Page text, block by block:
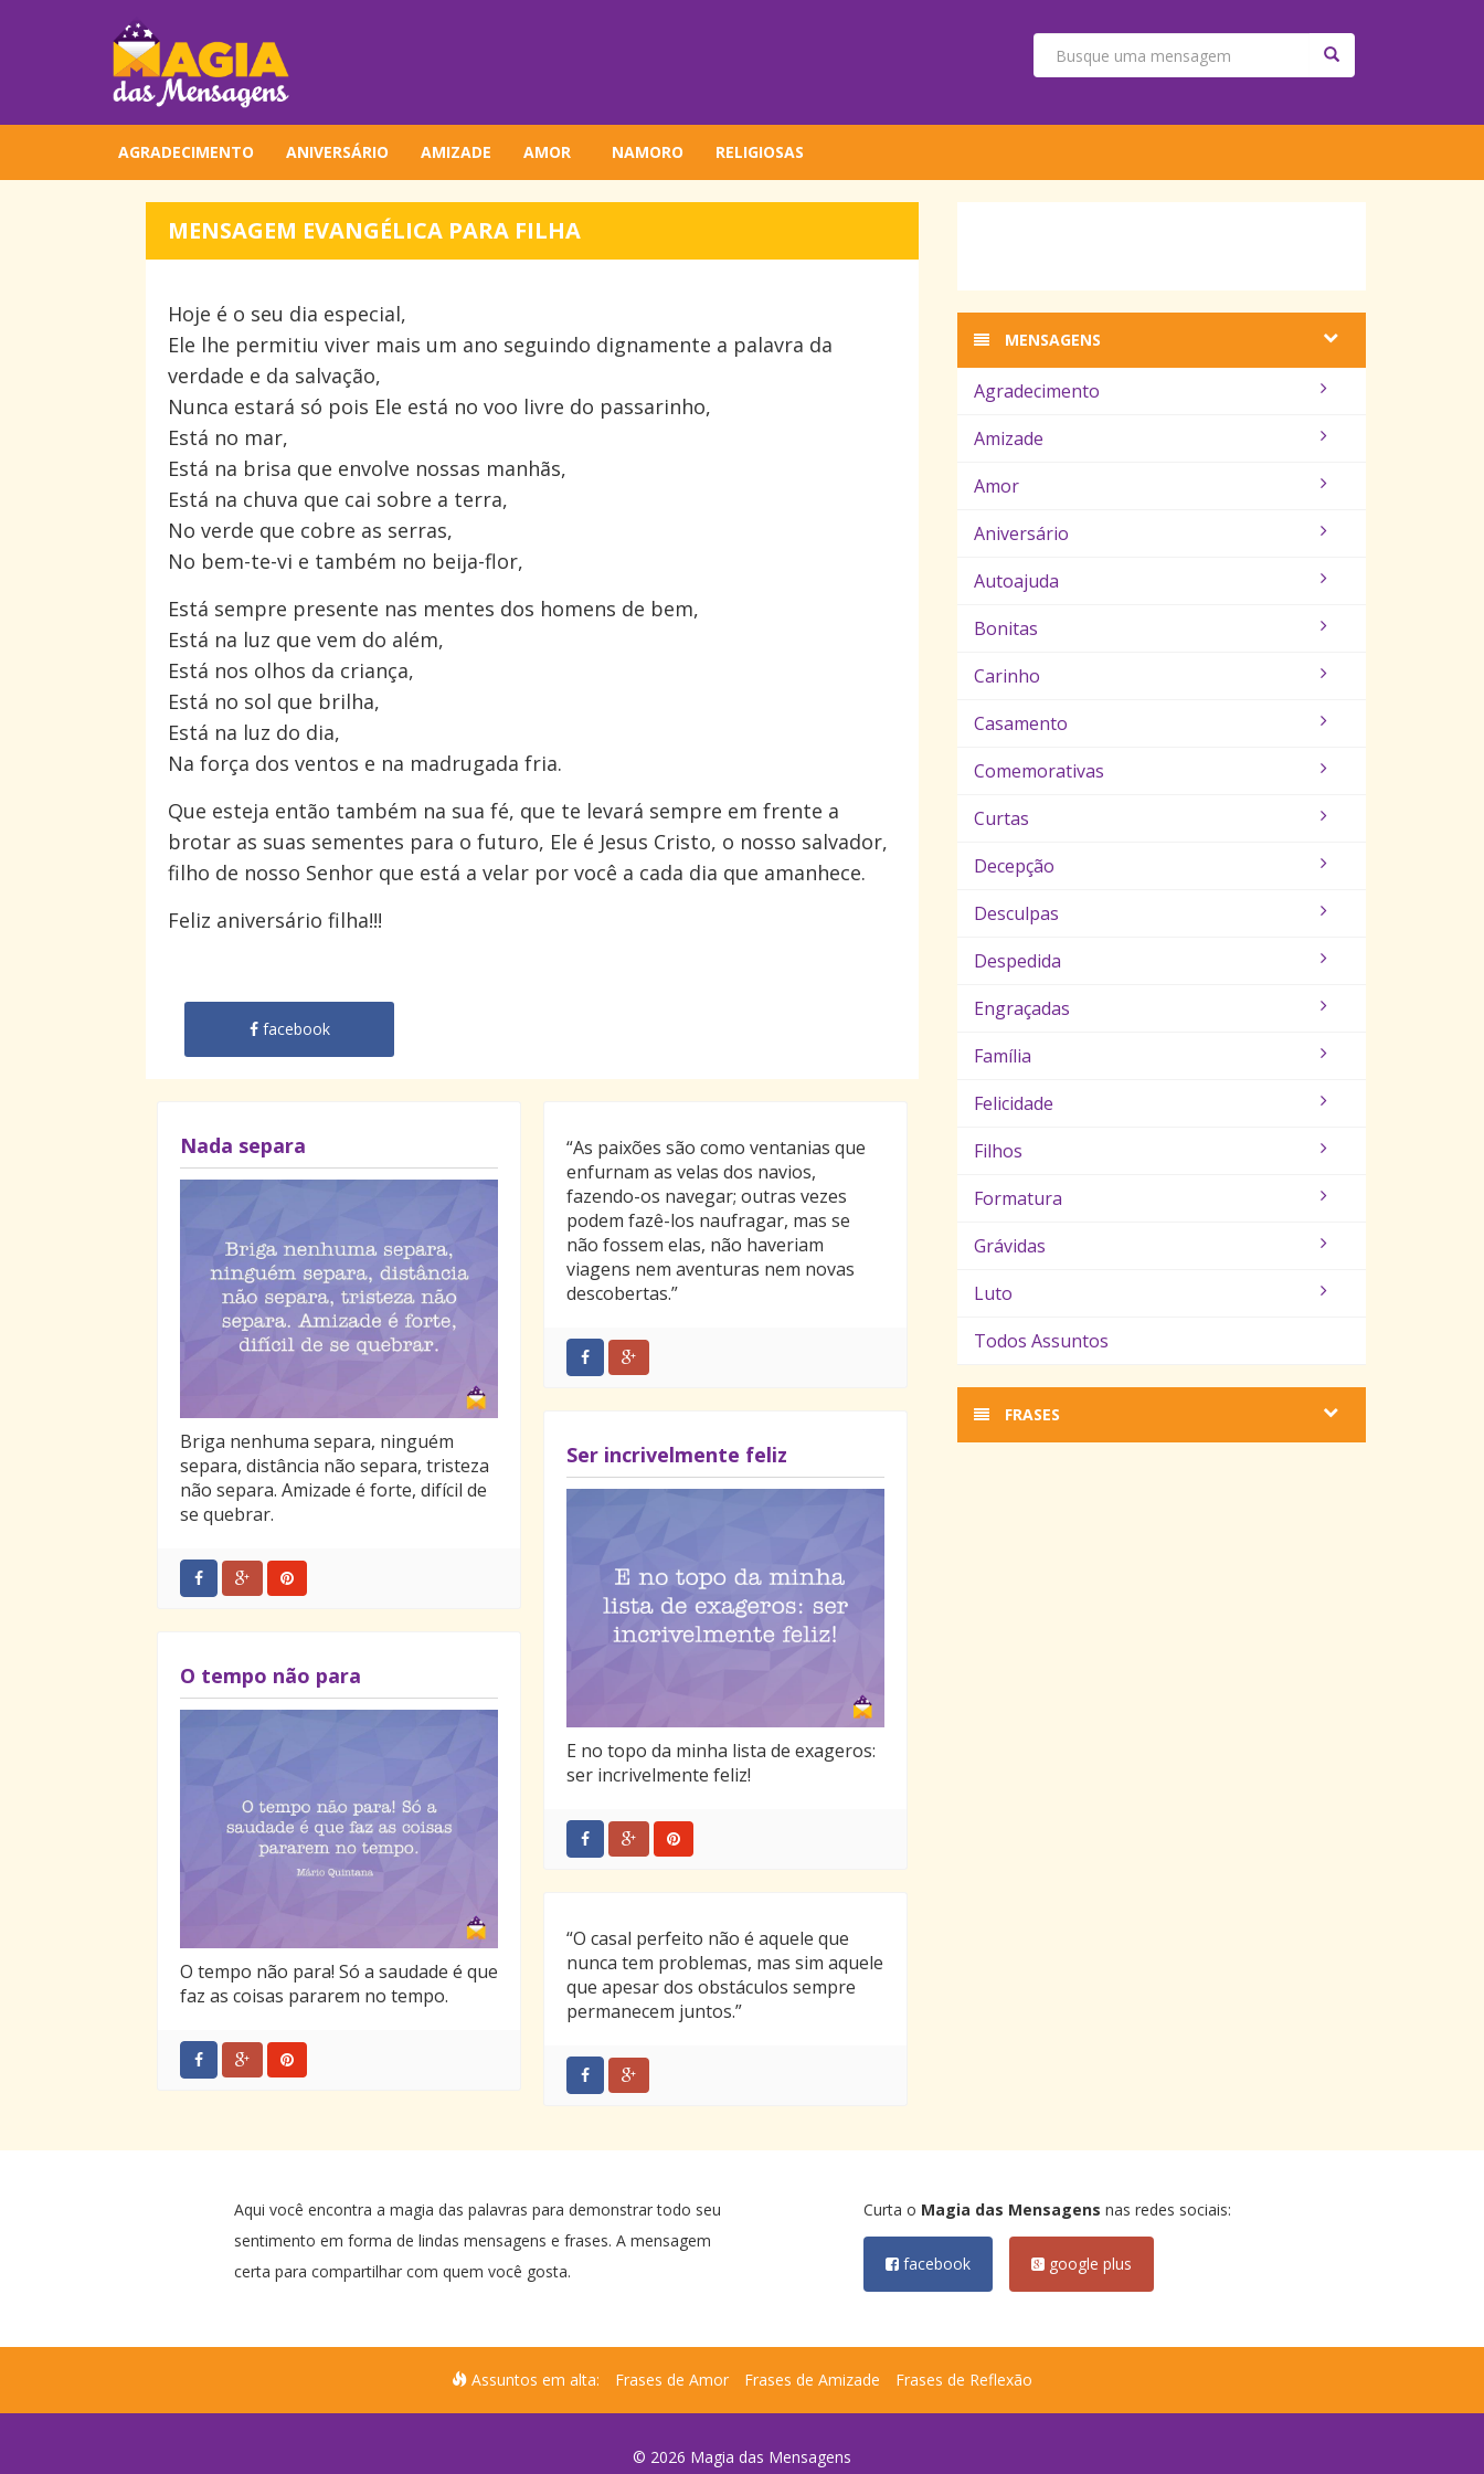
AGRADECIMENTO ANIVERSÁRIO AMIZADE AMOR NAMORO RELIGIOSAS
MENSAGEM EVANGÉLICA PARA FILHA
Hoje é o seu dia especial,
Ele lhe permitiu viver mais um ano seguindo dignamente a palavra da
verdade e da salvação,
Nunca estará só pois Ele está no voo livre do passarinho,
Está no mar,
Está na brisa que envolve nossas manhãs,
Está na chuva que cai sobre a terra,
No verde que cobre as serras,
No bem-te-vi e também no beija-flor,
Está sempre presente nas mentes dos homens de bem,
Está na luz que vem do além,
Está nos olhos da criança,
Está no sol que brilha,
Está na luz do dia,
Na força dos ventos e na madrugada fria.
Que esteja então também na sua fé, que te levará sempre em frente a
brotar as suas sementes para o futuro, Ele é Jesus Cristo, o nosso salvador,
filho de nosso Senhor que está a velar por você a cada dia que amanhece.
Feliz aniversário filha!!!
facebook
Nada separa
Briga nenhuma separa, ninguém
separa, distância não separa, tristeza
não separa. Amizade é forte, difícil de
se quebrar.
“As paixões são como ventanias que
enfurnam as velas dos navios,
fazendo-os navegar; outras vezes
podem fazê-los naufragar, mas se
não fossem elas, não haveriam
viagens nem aventuras nem novas
descobertas.”
Ser incrivelmente feliz
E no topo da minha lista de exageros:
ser incrivelmente feliz!
O tempo não para
O tempo não para! Só a saudade é que
faz as coisas pararem no tempo.
“O casal perfeito não é aquele que
nunca tem problemas, mas sim aquele
que apesar dos obstáculos sempre
permanecem juntos.”
MENSAGENS
Agradecimento
Amizade
Amor
Aniversário
Autoajuda
Bonitas
Carinho
Casamento
Comemorativas
Curtas
Decepção
Desculpas
Despedida
Engraçadas
Família
Felicidade
Filhos
Formatura
Grávidas
Luto
Todos Assuntos
FRASES
Aqui você encontra a magia das palavras para demonstrar todo seu
sentimento em forma de lindas mensagens e frases. A mensagem
certa para compartilhar com quem você gosta.
Curta o Magia das Mensagens nas redes sociais:
facebook google plus
Assuntos em alta: Frases de Amor Frases de Amizade Frases de Reflexão
© 2026 Magia das Mensagens